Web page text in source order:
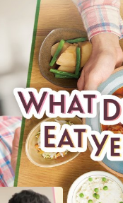
剧情介绍